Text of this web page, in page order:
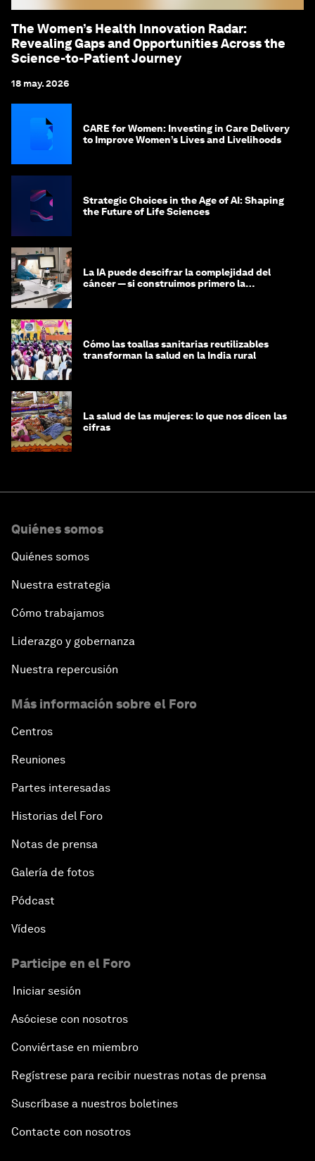
The Women’s Health Innovation Radar:
Revealing Gaps and Opportunities Across the
Science-to-Patient Journey
18 may. 2026
CARE for Women: Investing in Care Delivery
to Improve Women’s Lives and Livelihoods
Strategic Choices in the Age of AI: Shaping
the Future of Life Sciences
La IA puede descifrar la complejidad del
cáncer — si construimos primero la
Cómo las toallas sanitarias reutilizables
transforman la salud en la India rural
La salud de las mujeres: lo que nos dicen las
cifras
Quiénes somos
Quiénes somos
Nuestra estrategia
Cómo trabajamos
Liderazgo y gobernanza
Nuestra repercusión
Más información sobre el Foro
Centros
Reuniones
Partes interesadas
Historias del Foro
Notas de prensa
Galería de fotos
Pódcast
Vídeos
Participe en el Foro
Iniciar sesión
Asóciese con nosotros
Conviértase en miembro
Regístrese para recibir nuestras notas de prensa
Suscríbase a nuestros boletines
Contacte con nosotros